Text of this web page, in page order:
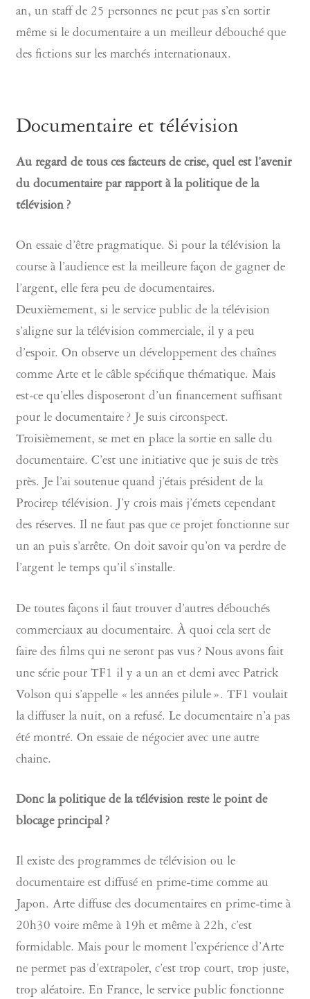
an, un staff de 25 personnes ne peut pas s’en sortir
même si le documentaire a un meilleur débouché que
des fictions sur les marchés internationaux.
Documentaire et télévision
Au regard de tous ces facteurs de crise, quel est l’avenir
du documentaire par rapport à la politique de la
télévision ?
On essaie d’être pragmatique. Si pour la télévision la
course à l’audience est la meilleure façon de gagner de
l’argent, elle fera peu de documentaires.
Deuxièmement, si le service public de la télévision
s’aligne sur la télévision commerciale, il y a peu
d’espoir. On observe un développement des chaînes
comme Arte et le câble spécifique thématique. Mais
est-ce qu’elles disposeront d’un financement suffisant
pour le documentaire ? Je suis circonspect.
Troisièmement, se met en place la sortie en salle du
documentaire. C’est une initiative que je suis de très
près. Je l’ai soutenue quand j’étais président de la
Procirep télévision. J’y crois mais j’émets cependant
des réserves. Il ne faut pas que ce projet fonctionne sur
un an puis s’arrête. On doit savoir qu’on va perdre de
l’argent le temps qu’il s’installe.
De toutes façons il faut trouver d’autres débouchés
commerciaux au documentaire. À quoi cela sert de
faire des films qui ne seront pas vus ? Nous avons fait
une série pour TF1 il y a un an et demi avec Patrick
Volson qui s’appelle « les années pilule ». TF1 voulait
la diffuser la nuit, on a refusé. Le documentaire n’a pas
été montré. On essaie de négocier avec une autre
chaine.
Donc la politique de la télévision reste le point de
blocage principal ?
Il existe des programmes de télévision ou le
documentaire est diffusé en prime-time comme au
Japon. Arte diffuse des documentaires en prime-time à
20h30 voire même à 19h et même à 22h, c’est
formidable. Mais pour le moment l’expérience d’Arte
ne permet pas d’extrapoler, c’est trop court, trop juste,
trop aléatoire. En France, le service public fonctionne